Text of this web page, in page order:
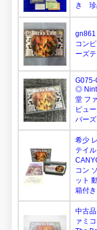
き 珍
gn861
コン
ーズ
G075-
◎
堂 フ
ピュ
バー
希少
テイ
コン
ット
箱付
中古
ァミ